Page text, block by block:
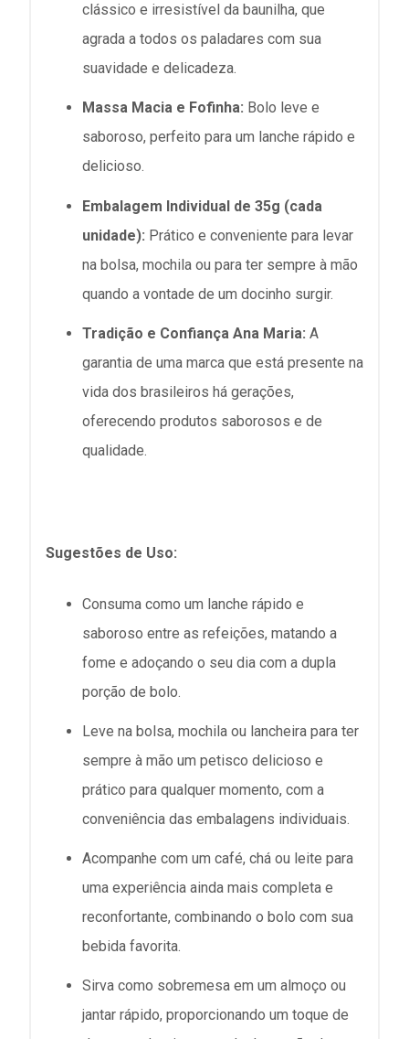
clássico e irresistível da baunilha, que
agrada a todos os paladares com sua
suavidade e delicadeza.
Massa Macia e Fofinha: Bolo leve e
saboroso, perfeito para um lanche rápido e
delicioso.
Embalagem Individual de 35g (cada
unidade): Prático e conveniente para levar
na bolsa, mochila ou para ter sempre à mão
quando a vontade de um docinho surgir.
Tradição e Confiança Ana Maria: A
garantia de uma marca que está presente na
vida dos brasileiros há gerações,
oferecendo produtos saborosos e de
qualidade.
Sugestões de Uso:
Consuma como um lanche rápido e
saboroso entre as refeições, matando a
fome e adoçando o seu dia com a dupla
porção de bolo.
Leve na bolsa, mochila ou lancheira para ter
sempre à mão um petisco delicioso e
prático para qualquer momento, com a
conveniência das embalagens individuais.
Acompanhe com um café, chá ou leite para
uma experiência ainda mais completa e
reconfortante, combinando o bolo com sua
bebida favorita.
Sirva como sobremesa em um almoço ou
jantar rápido, proporcionando um toque de